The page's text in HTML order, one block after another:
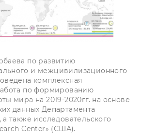
по развитию
и межцивилизационного
комплексная
по формированию
мира на 2019-2020гг. на основе
данных Департамента
также исследовательского
Center» (США).